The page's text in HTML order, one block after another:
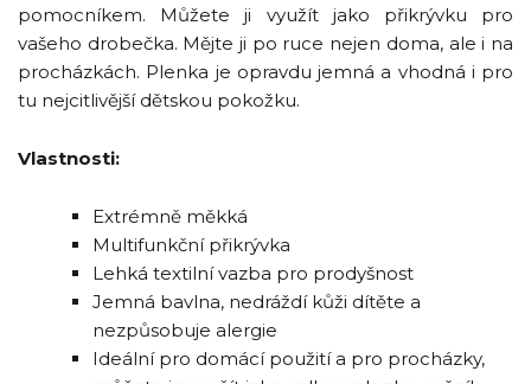
pomocníkem. Můžete ji využít jako přikrývku pro
vašeho drobečka. Mějte ji po ruce nejen doma, ale i na
procházkách. Plenka je opravdu jemná a vhodná i pro
tu nejcitlivější dětskou pokožku.
Vlastnosti:
Extrémně měkká
Multifunkční přikrývka
Lehká textilní vazba pro prodyšnost
Jemná bavlna, nedráždí kůži dítěte a
nezpůsobuje alergie
Ideální pro domácí použití a pro procházky,